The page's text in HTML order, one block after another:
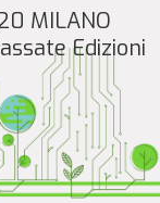
MILANO
Edizioni